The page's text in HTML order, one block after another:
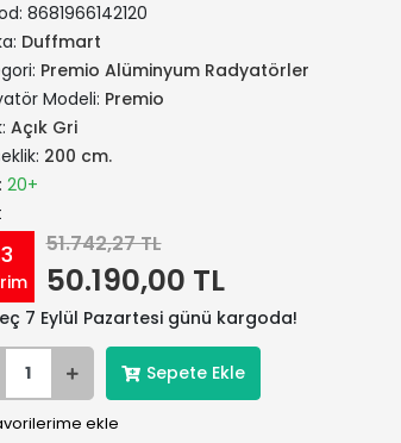
8681966142120
Duffmart
Premio Alüminyum Radyatörler
Modeli: Premio
Açık Gri
200 cm.
20+
51.742,27 TL
50.190,00 TL
7 Eylül Pazartesi günü kargoda!
Sepete Ekle
ekle